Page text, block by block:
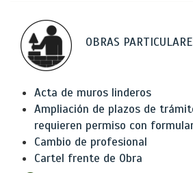
OBRAS
Acta de muros linderos
Ampliación de plazos de
requieren permiso con
Cambio de profesional
Cartel frente de Obra